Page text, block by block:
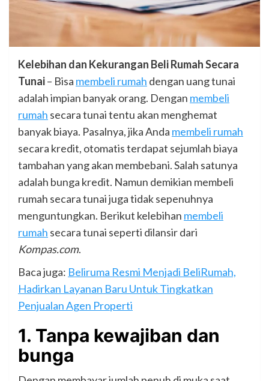
Kelebihan dan Kekurangan Beli Rumah Secara
Tunai– Bisa membeli rumah dengan uang tunai
adalah impian banyak orang. Dengan membeli
rumah secara tunai tentu akan menghemat
banyak biaya. Pasalnya, jika Anda membeli rumah
secara kredit, otomatis terdapat sejumlah biaya
tambahan yang akan membebani. Salah satunya
adalah bunga kredit. Namun demikian membeli
rumah secara tunai juga tidak sepenuhnya
menguntungkan. Berikut kelebihan membeli
rumah secara tunai seperti dilansir dari
Kompas.com.
Baca juga: Beliruma Resmi Menjadi BeliRumah,
Hadirkan Layanan Baru Untuk Tingkatkan
Penjualan Agen Properti
1. Tanpa kewajiban dan
bunga